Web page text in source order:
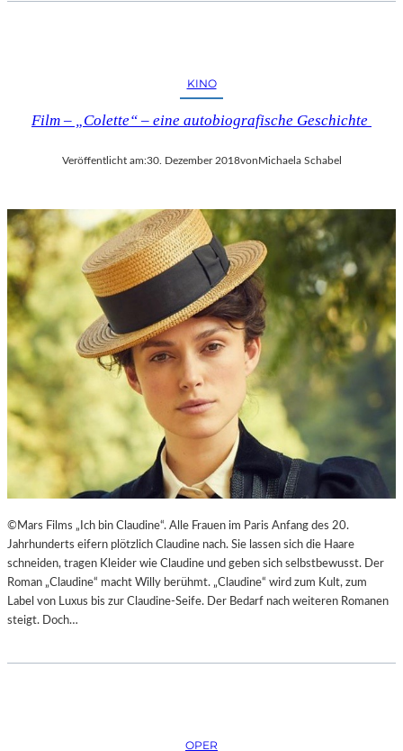
KINO
Film – „Colette“ – eine autobiografische Geschichte
Veröffentlicht am:30. Dezember 2018vonMichaela Schabel
©Mars Films „Ich bin Claudine“. Alle Frauen im Paris Anfang des 20.
Jahrhunderts eifern plötzlich Claudine nach. Sie lassen sich die Haare
schneiden, tragen Kleider wie Claudine und geben sich selbstbewusst. Der
Roman „Claudine“ macht Willy berühmt. „Claudine“ wird zum Kult, zum
Label von Luxus bis zur Claudine-Seife. Der Bedarf nach weiteren Romanen
steigt. Doch…
OPER